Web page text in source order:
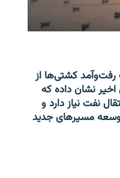
رفت‌وآمد کشتی‌ها از
نشان داده که
نفت نیاز دارد و
مسیرهای جدید